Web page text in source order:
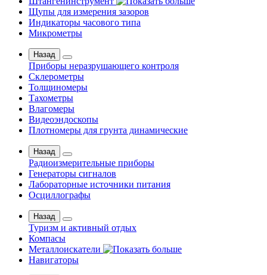
Щупы для измерения зазоров
Индикаторы часового типа
Микрометры
Назад
Приборы неразрушающего контроля
Склерометры
Толщиномеры
Тахометры
Влагомеры
Видеоэндоскопы
Плотномеры для грунта динамические
Назад
Радиоизмерительные приборы
Генераторы сигналов
Лабораторные источники питания
Осциллографы
Назад
Туризм и активный отдых
Компасы
Металлоискатели
Навигаторы